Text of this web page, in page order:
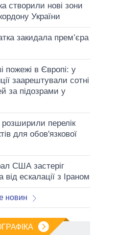
створили нові зони
України
закидала прем’єра
пожежі в Європі: у
заарештували сотні
за підозрами у
перелік
для обов'язкової
США застеріг
ескалації з Іраном
новин